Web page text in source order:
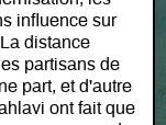
influence sur
distance
partisans de
part, et d'autre
ont fait que